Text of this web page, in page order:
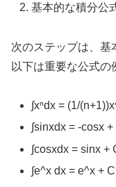
基本的な積分公
次のステップは、基
以下は重要な公式の
∫xⁿdx = (1/
∫sinxdx = -cosx +
∫cosxdx = sinx +
∫e^x dx = e^x + C